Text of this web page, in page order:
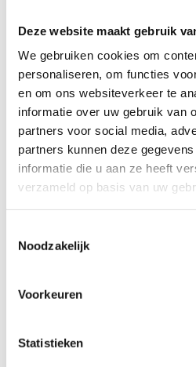
Deze website maakt gebruik
We gebruiken cookies om
personaliseren, om functies
en om ons websiteverkeer te
informatie over uw gebruik van
partners voor social media,
partners kunnen deze
informatie die u aan ze heeft
verzameld op basis van uw
Noodzakelijk
Voorkeuren
Statistieken
klaarstaat voor of na jouw
verjaardagsmaaltijd
aan tafel. Het aantal
tot 24u vooraf via
Totaalprijs: € 20,50/
ter plekke betaalt).
Practicals van 't